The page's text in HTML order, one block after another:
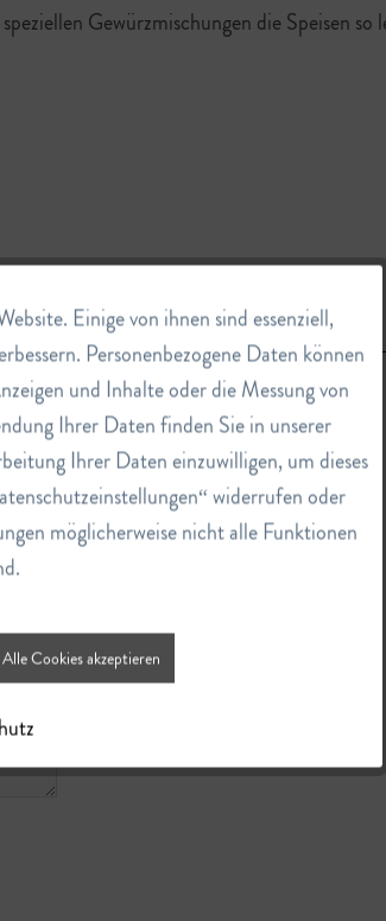
Gewürzmischungen die Speisen
Aktiv
Inaktiv
Inaktiv
Inaktiv
Einige von ihnen sind essenziell,
Personenbezogene Daten können
und Inhalte oder die Messung von
Ihrer Daten finden Sie in unserer
Ihrer Daten einzuwilligen, um dieses
widerrufen oder
möglicherweise nicht alle Funktionen
Alle Cookies akzeptieren